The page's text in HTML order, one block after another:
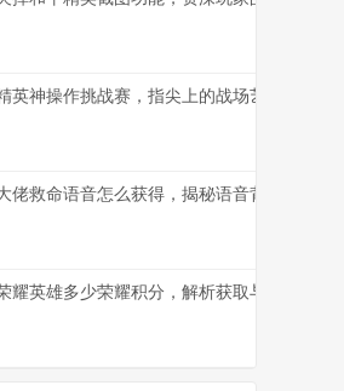
英神操作挑战赛，指尖上的战场艺术
佬救命语音怎么获得，揭秘语音背后的荣耀
耀英雄多少荣耀积分，解析获取与使用之道